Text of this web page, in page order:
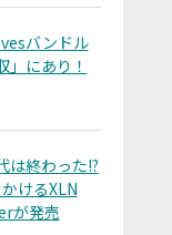
バンドル
」にあり！
は終わった!?
けるXLN
が発売